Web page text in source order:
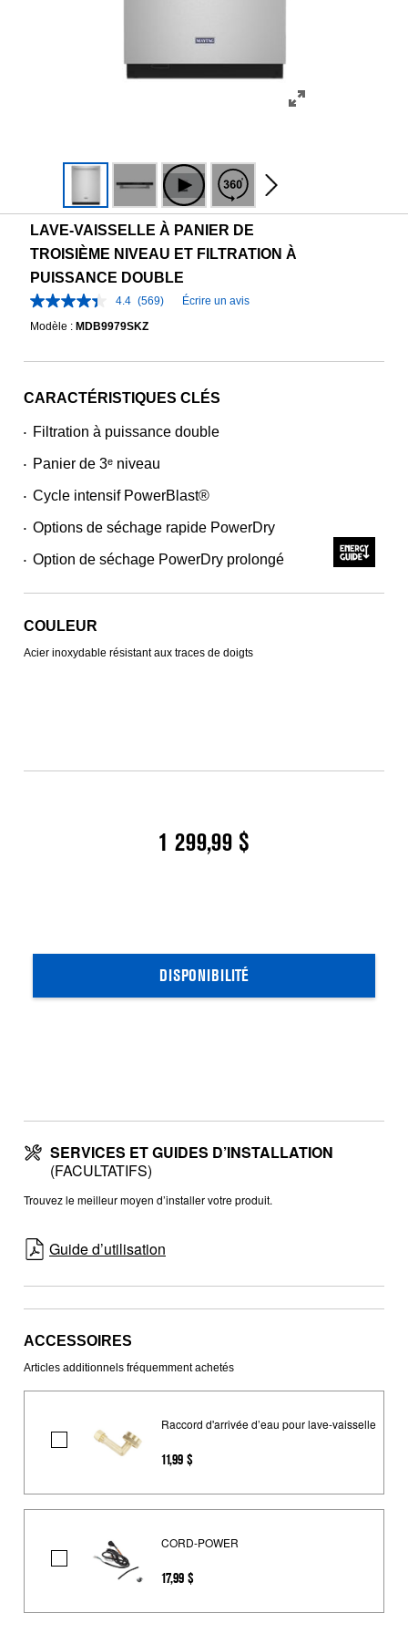
LAVE-VAISSELLE À PANIER DE
TROISIÈME NIVEAU ET FILTRATION À
PUISSANCE DOUBLE
4.4 (569)
Écrire un avis
Modèle : MDB9979SKZ
CARACTÉRISTIQUES CLÉS
• Filtration à puissance double
• Panier de 3ᵉ niveau
• Cycle intensif PowerBlast®
• Options de séchage rapide PowerDry
• Option de séchage PowerDry prolongé
COULEUR
Acier inoxydable résistant aux traces de doigts
1 299,99 $
DISPONIBILITÉ
SERVICES ET GUIDES D’INSTALLATION
(FACULTATIFS)
Trouvez le meilleur moyen d’installer votre produit.
Guide d’utilisation
ACCESSOIRES
Articles additionnels fréquemment achetés
Raccord
d'arrivée
pour
vaisselle
Raccord d'arrivée d’eau pour lave-vaisselle
11,99 $
CORD-
POWER
CORD-POWER
17,99 $